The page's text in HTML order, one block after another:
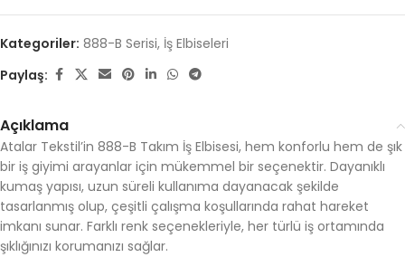
Kategoriler: 888-B Serisi, İş Elbiseleri
Paylaş:
Açıklama
Atalar Tekstil’in 888-B Takım İş Elbisesi, hem konforlu hem de şık
bir iş giyimi arayanlar için mükemmel bir seçenektir. Dayanıklı
kumaş yapısı, uzun süreli kullanıma dayanacak şekilde
tasarlanmış olup, çeşitli çalışma koşullarında rahat hareket
imkanı sunar. Farklı renk seçenekleriyle, her türlü iş ortamında
şıklığınızı korumanızı sağlar.